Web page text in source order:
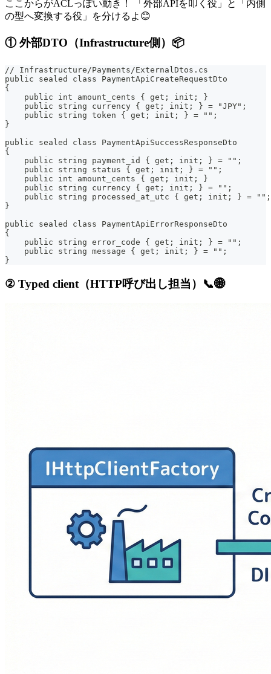
ここからがACLっぽい動き！ 「外部APIを叩く役」と「内側
の型へ変換する役」を分けるよ😊
① 外部DTO（Infrastructure側）📦
// Infrastructure/Payments/ExternalDtos.cs
public sealed class PaymentApiCreateRequestDto
{
    public int amount_cents { get; init; }
    public string currency { get; init; } = "JPY";
    public string token { get; init; } = "";
}
public sealed class PaymentApiSuccessResponseDto
{
    public string payment_id { get; init; } = "";
    public string status { get; init; } = "";
    public int amount_cents { get; init; }
    public string currency { get; init; } = "";
    public string processed_at_utc { get; init; } = "";
}
public sealed class PaymentApiErrorResponseDto
{
    public string error_code { get; init; } = "";
    public string message { get; init; } = "";
}
② Typed client（HTTP呼び出し担当）📞🌐